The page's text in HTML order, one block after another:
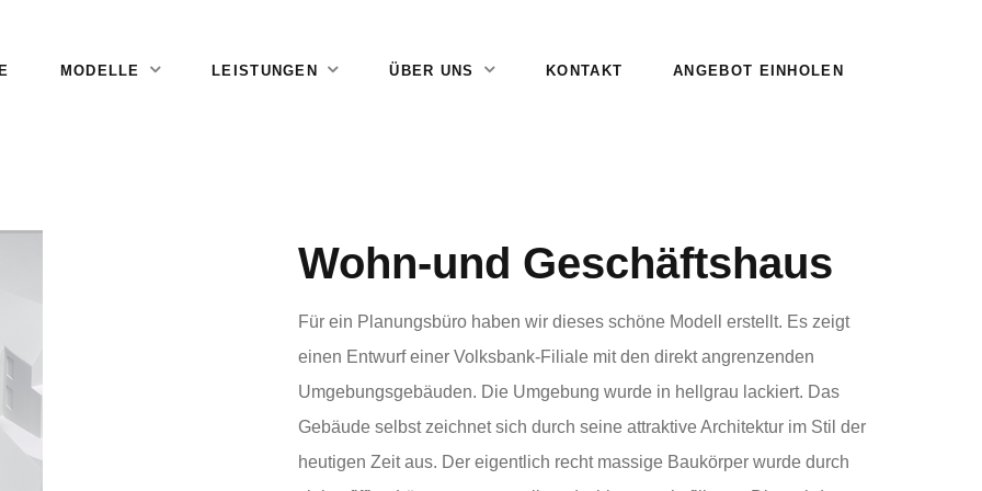
MODELLE LEISTUNGEN ÜBER UNS KONTAKT ANGEBOT EINHOLEN
Wohn-und Geschäftshaus
Für ein Planungsbüro haben wir dieses schöne Modell erstellt. Es zeigt
einen Entwurf einer Volksbank-Filiale mit den direkt angrenzenden
Umgebungsgebäuden. Die Umgebung wurde in hellgrau lackiert. Das
Gebäude selbst zeichnet sich durch seine attraktive Architektur im Stil der
heutigen Zeit aus. Der eigentlich recht massige Baukörper wurde durch